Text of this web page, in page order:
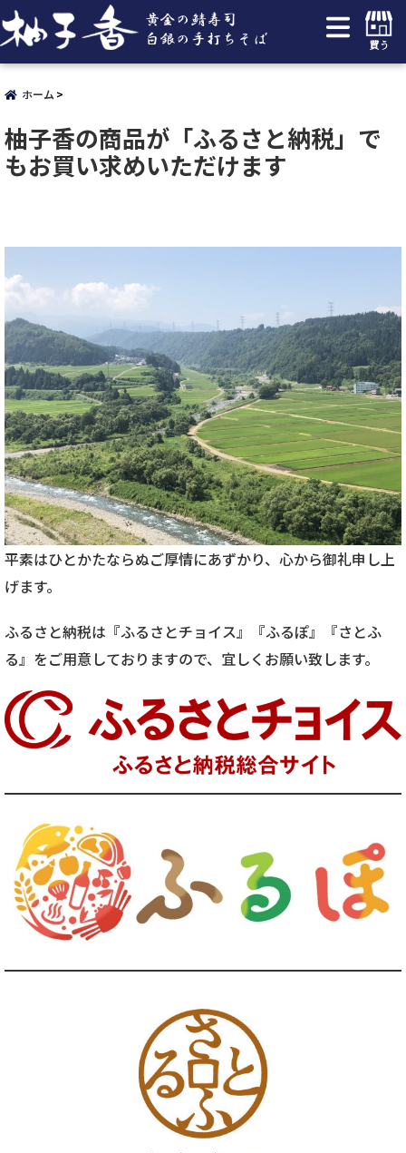
買う
ホーム
柚子香の商品が「ふるさと納税」で
もお買い求めいただけます
平素はひとかたならぬご厚情にあずかり、心から御礼申し上
げます。
ふるさと納税は『ふるさとチョイス』『ふるぽ』『さとふ
る』をご用意しておりますので、宜しくお願い致します。